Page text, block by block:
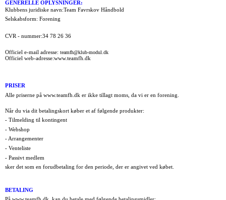
GENERELLE OPLYSNINGER:
Klubbens juridiske navn:Team Favrskov Håndbold
Selskabsform: Forening
CVR - nummer:34 78 26 36
Officiel e-mail adresse: teamfh@klub-modul.dk
Officiel web-adresse:www.teamfh.dk
PRISER
Alle priserne på www.teamfh.dk er ikke tillagt moms, da vi er en forening.
Når du via dit betalingskort køber et af følgende produkter:
- Tilmelding til kontingent
- Webshop
- Arrangementer
- Venteliste
- Passivt medlem
sker det som en forudbetaling for den periode, der er angivet ved købet.
BETALING